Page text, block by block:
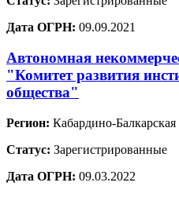
Дата ОГРН: 09.09.2021
Автономная
"Комитет развития
общества"
Регион: Кабардино-
Статус: Зарегистрированные
Дата ОГРН: 09.03.2022